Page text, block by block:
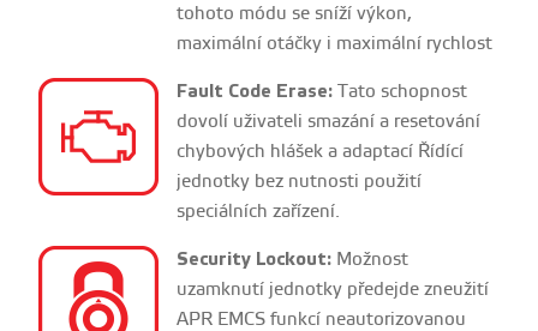
tohoto módu se sníží výkon,
maximální otáčky i maximální rychlost
Fault Code Erase:Tato schopnost
dovolí uživateli smazání a resetování
chybových hlášek a adaptací Řídící
jednotky bez nutnosti použití
speciálních zařízení.
Security Lockout: Možnost
uzamknutí jednotky předejde zneužití
APR EMCS funkcí neautorizovanou